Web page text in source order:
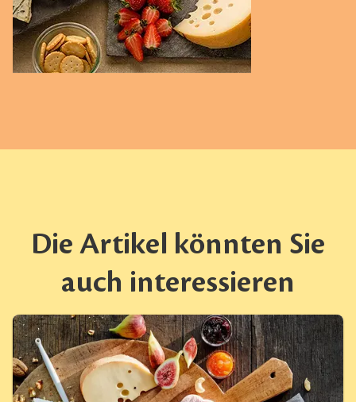
Die Artikel könnten Sie
auch interessieren